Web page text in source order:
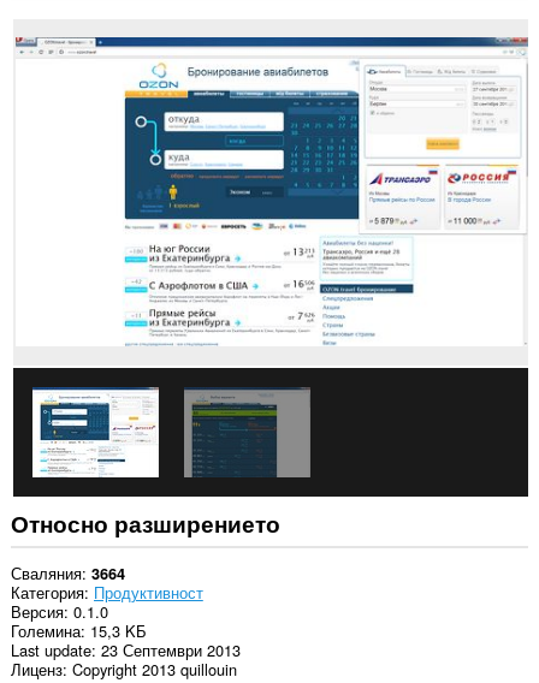
да
осъществява
Относно разширението
Сваляния 3664
Категория Продуктивност
Версия 0.1.0
Големина 15,3 KБ
Last update 23 Септември 2013
Лиценз Copyright 2013 quillouin